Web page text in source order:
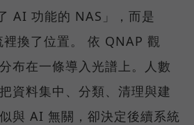
AI 功能的 NAS」，而是
換了位置。 依 QNAP 觀
布在一條導入光譜上。人數
資料集中、分類、清理與建
與 AI 無關，卻決定後續系統